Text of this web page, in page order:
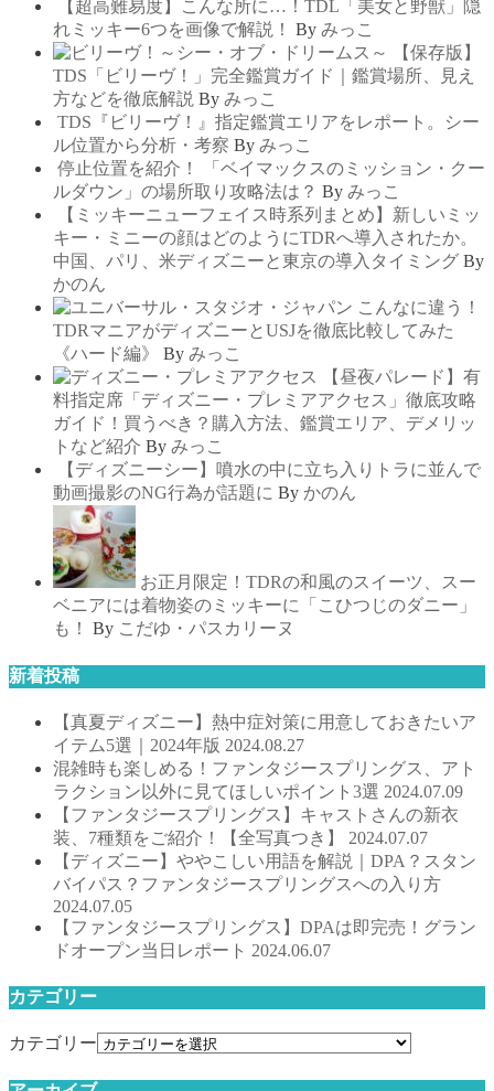
【超高難易度】こんな所に…！TDL「美女と野獣」隠
れミッキー6つを画像で解説！
By みっこ
【保存版】
TDS「ビリーヴ！」完全鑑賞ガイド｜鑑賞場所、見え
方などを徹底解説 By みっこ
TDS『ビリーヴ！』指定鑑賞エリアをレポート。シー
ル位置から分析・考察 By みっこ
停止位置を紹介！ 「ベイマックスのミッション・クー
ルダウン」の場所取り攻略法は？ By みっこ
【ミッキーニューフェイス時系列まとめ】新しいミッ
キー・ミニーの顔はどのようにTDRへ導入されたか。
中国、パリ、米ディズニーと東京の導入タイミング By
かのん
こんなに違う！
TDRマニアがディズニーとUSJを徹底比較してみた
《ハード編》
By みっこ
【昼夜パレード】有
料指定席「ディズニー・プレミアアクセス」徹底攻略
ガイド！買うべき？購入方法、鑑賞エリア、デメリッ
トなど紹介 By みっこ
【ディズニーシー】噴水の中に立ち入りトラに並んで
動画撮影のNG行為が話題に By かのん
お正月限定！TDRの和風のスイーツ、スー
ベニアには着物姿のミッキーに「こひつじのダニー」
も！
By こだゆ・パスカリーヌ
新着投稿
【真夏ディズニー】熱中症対策に用意しておきたいア
イテム5選｜2024年版 2024.08.27
混雑時も楽しめる！ファンタジースプリングス、アト
ラクション以外に見てほしいポイント3選 2024.07.09
【ファンタジースプリングス】キャストさんの新衣
装、7種類をご紹介！【全写真つき】 2024.07.07
【ディズニー】ややこしい用語を解説｜DPA？スタン
バイパス？ファンタジースプリングスへの入り方
2024.07.05
【ファンタジースプリングス】DPAは即完売！グラン
ドオープン当日レポート 2024.06.07
カテゴリー
カテゴリー